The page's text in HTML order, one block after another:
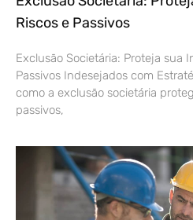
Riscos e Passivos
Exclusão Societária: Proteja sua
Passivos Indesejados com
como a exclusão societária
passivos,